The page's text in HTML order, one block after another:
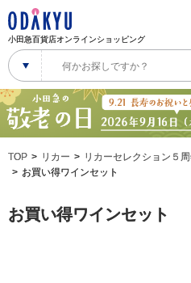
小田急百貨店オンラインショッピング
TOP リカー
リカーセレクション５
お買い得ワインセット
お買い得ワインセット